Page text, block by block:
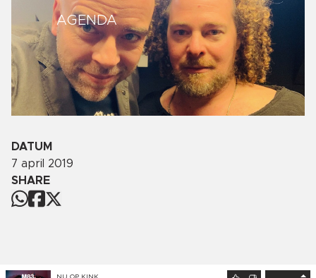
AGENDA
DATUM
7 april 2019
SHARE